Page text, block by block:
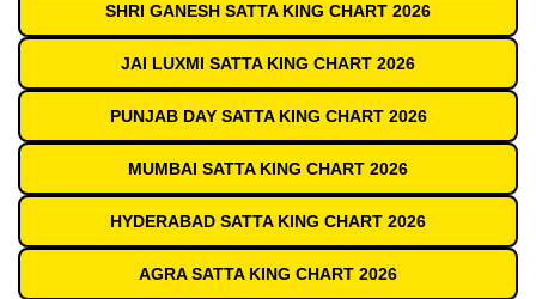
SHRI GANESH SATTA KING CHART 2026
JAI LUXMI SATTA KING CHART 2026
PUNJAB DAY SATTA KING CHART 2026
MUMBAI SATTA KING CHART 2026
HYDERABAD SATTA KING CHART 2026
AGRA SATTA KING CHART 2026